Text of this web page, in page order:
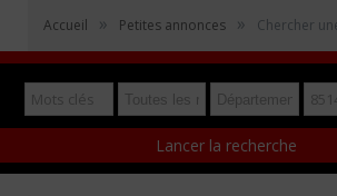
Accueil » Petites annonces » Chercher
Déposer gratuitement une